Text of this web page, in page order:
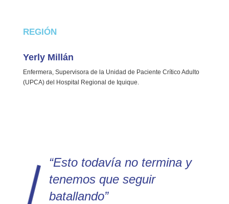
REGIÓN
Yerly Millán
Enfermera, Supervisora de la Unidad de Paciente Crítico Adulto
(UPCA) del Hospital Regional de Iquique.
“Esto todavía no termina y
tenemos que seguir
batallando”